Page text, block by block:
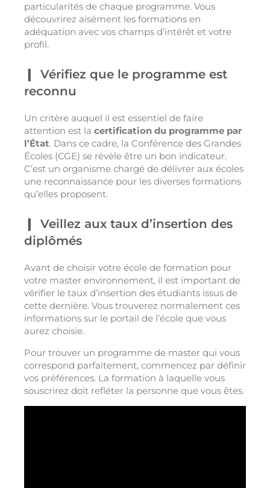
particularités de chaque programme. Vous
découvrirez aisément les formations en
adéquation avec vos champs d’intérêt et votre
profil.
Vérifiez que le programme est
reconnu
Un critère auquel il est essentiel de faire
attention est la certification du programme par
l’État. Dans ce cadre, la Conférence des Grandes
Écoles (CGE) se révèle être un bon indicateur.
C’est un organisme chargé de délivrer aux écoles
une reconnaissance pour les diverses formations
qu’elles proposent.
Veillez aux taux d’insertion des
diplômés
Avant de choisir votre école de formation pour
votre master environnement, il est important de
vérifier le taux d’insertion des étudiants issus de
cette dernière. Vous trouverez normalement ces
informations sur le portail de l’école que vous
aurez choisie.
Pour trouver un programme de master qui vous
correspond parfaitement, commencez par définir
vos préférences. La formation à laquelle vous
souscrirez doit refléter la personne que vous êtes.